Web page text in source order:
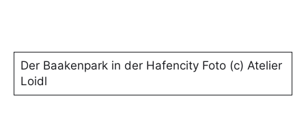
Der Baakenpark in der Hafencity Foto (c) Atelier
Loidl